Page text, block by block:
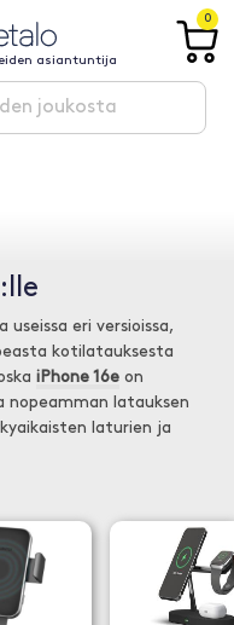
asiantuntija
0
useissa eri versioissa,
kotilatauksesta
iPhone 16e on
nopeamman latauksen
laturien ja